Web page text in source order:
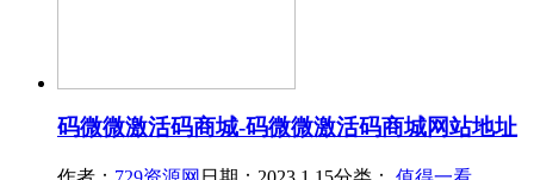
码微微激活码商城-码微微激活码商城网站地址